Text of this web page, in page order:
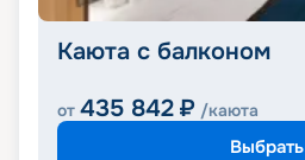
Каюта с балконом
от 435 842 ₽ /каюта
Выбрать